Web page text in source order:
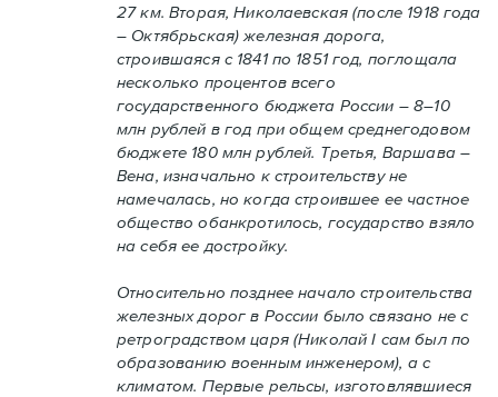
27 км. Вторая, Николаевская (после 1918 года
– Октябрьская) железная дорога,
строившаяся с 1841 по 1851 год, поглощала
несколько процентов всего
государственного бюджета России – 8–10
млн рублей в год при общем среднегодовом
бюджете 180 млн рублей. Третья, Варшава –
Вена, изначально к строительству не
намечалась, но когда строившее ее частное
общество обанкротилось, государство взяло
на себя ее достройку.
Относительно позднее начало строительства
железных дорог в России было связано не с
ретроградством царя (Николай I сам был по
образованию военным инженером), а с
климатом. Первые рельсы, изготовлявшиеся